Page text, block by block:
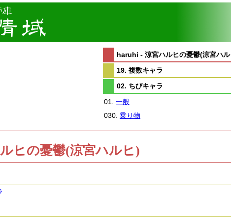
haruhi - 涼宮ハルヒの憂鬱(涼宮ハ
19. 複数キャラ
02. ちびキャラ
01. 一般
030. 乗り物
ヒの憂鬱(涼宮ハルヒ)